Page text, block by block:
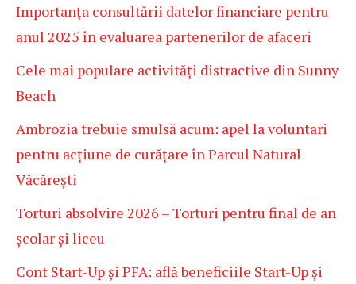
Importanța consultării datelor financiare pentru
anul 2025 în evaluarea partenerilor de afaceri
Cele mai populare activități distractive din Sunny
Beach
Ambrozia trebuie smulsă acum: apel la voluntari
pentru acțiune de curățare în Parcul Natural
Văcărești
Torturi absolvire 2026 – Torturi pentru final de an
școlar și liceu
Cont Start-Up și PFA: află beneficiile Start-Up și